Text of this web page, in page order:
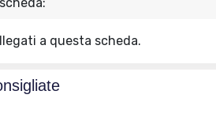
a questa scheda.